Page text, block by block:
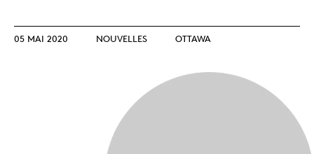
05 MAI 2020 NOUVELLES OTTAWA